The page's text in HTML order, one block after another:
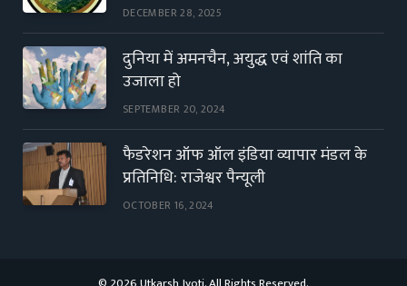
DECEMBER 28, 2025
दुनिया में अमनचैन, अयुद्ध एवं शांति का
उजाला हो
SEPTEMBER 20, 2024
फैडरेशन ऑफ ऑल इंडिया व्यापार मंडल के
प्रतिनिधि: राजेश्वर पैन्यूली
OCTOBER 16, 2024